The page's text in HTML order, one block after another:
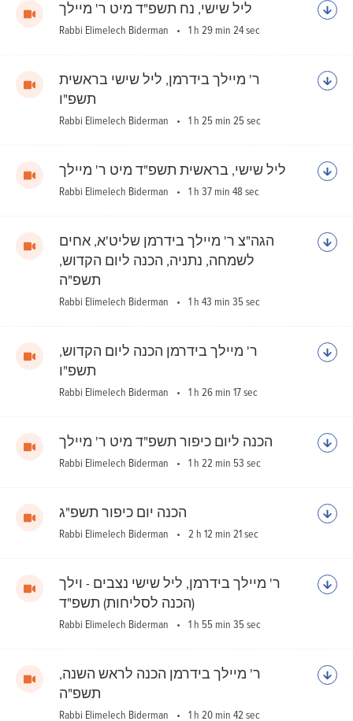
ליל שישי, נח תשפ"ד מיט ר' מיילך
Rabbi Elimelech Biderman 1 h 29 min 24 sec
ר' מיילך בידרמן, ליל שישי בראשית
תשפ"ו
Rabbi Elimelech Biderman 1 h 25 min 25 sec
ליל שישי, בראשית תשפ"ד מיט ר' מיילך
Rabbi Elimelech Biderman 1 h 37 min 48 sec
הגה"צ ר' מיילך בידרמן שליט'א, אחים
לשמחה, נתניה, הכנה ליום הקדוש,
תשפ"ה
Rabbi Elimelech Biderman 1 h 43 min 35 sec
ר' מיילך בידרמן הכנה ליום הקדוש,
תשפ"ו
Rabbi Elimelech Biderman 1 h 26 min 17 sec
הכנה ליום כיפור תשפ"ד מיט ר' מיילך
Rabbi Elimelech Biderman 1 h 22 min 53 sec
הכנה יום כיפור תשפ"ג
Rabbi Elimelech Biderman 2 h 12 min 21 sec
ר' מיילך בידרמן, ליל שישי נצבים - וילך
(הכנה לסליחות) תשפ"ד
Rabbi Elimelech Biderman 1 h 55 min 35 sec
ר' מיילך בידרמן הכנה לראש השנה,
תשפ"ה
Rabbi Elimelech Biderman 1 h 20 min 42 sec